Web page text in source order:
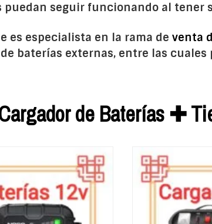
seguir funcionando al tener
es especialista en la rama de venta
baterías externas, entre las
de Baterías ✚